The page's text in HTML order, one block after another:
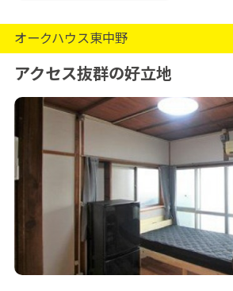
オークハウス東中野
アクセス抜群の好立地